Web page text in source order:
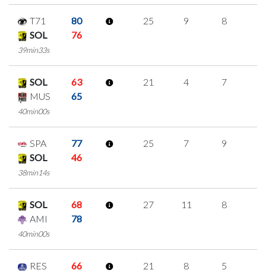
T71
80
SOL
76
39min33s
25 9 8
SOL
63
MUS
65
40min00s
21 4 7
SPA
77
SOL
46
38min14s
25 7 9
SOL
68
AMI
78
40min00s
27 11 8
RES
66
21 8 5